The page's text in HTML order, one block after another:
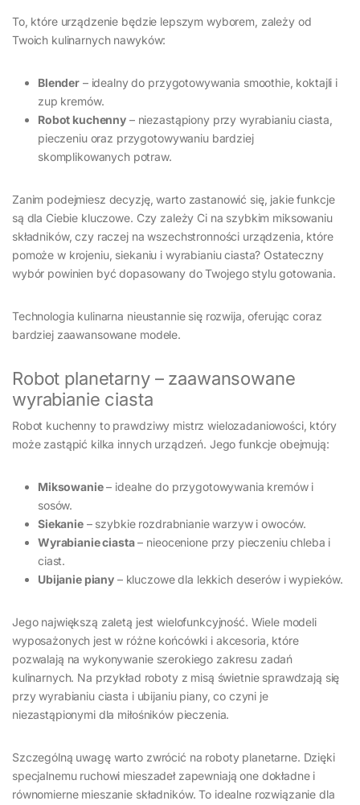
To, które urządzenie będzie lepszym wyborem, zależy od
Twoich kulinarnych nawyków:
Blender – idealny do przygotowywania smoothie, koktajli i
zup kremów.
Robot kuchenny – niezastąpiony przy wyrabianiu ciasta,
pieczeniu oraz przygotowywaniu bardziej
skomplikowanych potraw.
Zanim podejmiesz decyzję, warto zastanowić się, jakie funkcje
są dla Ciebie kluczowe. Czy zależy Ci na szybkim miksowaniu
składników, czy raczej na wszechstronności urządzenia, które
pomoże w krojeniu, siekaniu i wyrabianiu ciasta? Ostateczny
wybór powinien być dopasowany do Twojego stylu gotowania.
Technologia kulinarna nieustannie się rozwija, oferując coraz
bardziej zaawansowane modele.
Robot planetarny – zaawansowane
wyrabianie ciasta
Robot kuchenny to prawdziwy mistrz wielozadaniowości, który
może zastąpić kilka innych urządzeń. Jego funkcje obejmują:
Miksowanie– idealne do przygotowywania kremów i
sosów.
Siekanie– szybkie rozdrabnianie warzyw i owoców.
Wyrabianie ciasta– nieocenione przy pieczeniu chleba i
ciast.
Ubijanie piany – kluczowe dla lekkich deserów i wypieków.
Jego największą zaletą jest wielofunkcyjność. Wiele modeli
wyposażonych jest w różne końcówki i akcesoria, które
pozwalają na wykonywanie szerokiego zakresu zadań
kulinarnych. Na przykład roboty z misą świetnie sprawdzają się
przy wyrabianiu ciasta i ubijaniu piany, co czyni je
niezastąpionymi dla miłośników pieczenia.
Szczególną uwagę warto zwrócić na roboty planetarne. Dzięki
specjalnemu ruchowi mieszadeł zapewniają one dokładne i
równomierne mieszanie składników. To idealne rozwiązanie dla